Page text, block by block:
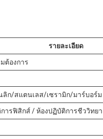
รายละเอียด
ต้องการ
ลิก/สแตนเลส/เซรามิก/มาร์บอร์ม
ารฟิสิกส์ / ห้องปฏิบัติการชีววิทย